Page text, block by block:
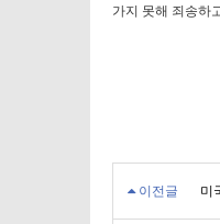
가지 못해 죄송하
이전글 미